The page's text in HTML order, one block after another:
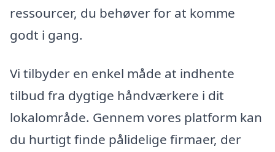
ressourcer, du behøver for at komme
godt i gang.
Vi tilbyder en enkel måde at indhente
tilbud fra dygtige håndværkere i dit
lokalområde. Gennem vores platform kan
du hurtigt finde pålidelige firmaer, der